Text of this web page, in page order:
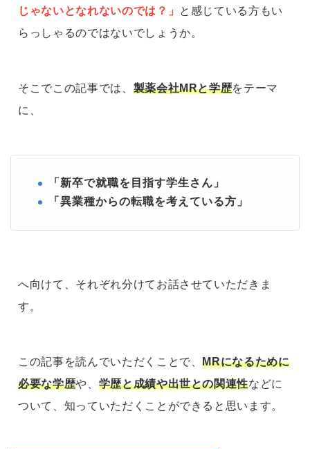
じゃないとなれないのでは？」
と感じている方もい
らっしゃるのではないでしょうか。
そこでこの記事では、 製薬会社MRと学歴をテーマ
に、
「新卒で就職を目指す学生さん」
「異業種からの転職を考えている方」
へ向けて、それぞれ分けてお話させていただきま
す。
この記事を読んでいただくことで、MRになるために
必要な学歴や、 学歴と成績や出世との関連性などに
ついて、知っていただくことができると思います。